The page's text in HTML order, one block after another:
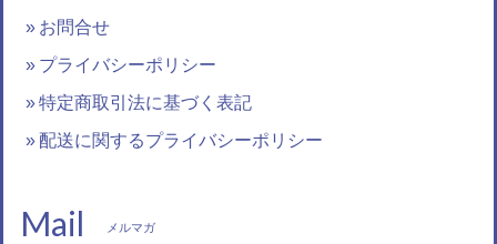
お問合せ
プライバシーポリシー
特定商取引法に基づく表記
配送に関するプライバシーポリシー
Mail メルマガ